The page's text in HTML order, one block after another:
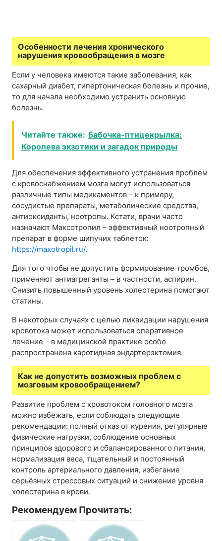
Особенности лечения хронического
нарушения кровообращения в мозге
Если у человека имеются такие заболевания, как
сахарный диабет, гипертоническая болезнь и прочие,
то для начала необходимо устранить основную
болезнь.
Читайте также: Бабочка-птицекрылка:
Королева экзотики и загадок природы
Для обеспечения эффективного устранения проблем
с кровоснабжением мозга могут использоваться
различные типы медикаментов – к примеру,
сосудистые препараты, метаболические средства,
антиоксиданты, ноотропы. Кстати, врачи часто
назначают Максотропил – эффективный ноотропный
препарат в форме шипучих таблеток:
https://maxotropil.ru/.
Для того чтобы не допустить формирование тромбов,
применяют антиагреганты – в частности, аспирин.
Снизить повышенный уровень холестерина помогают
статины.
В некоторых случаях с целью ликвидации нарушения
кровотока может использоваться оперативное
лечение – в медицинской практике особо
распространена каротидная эндартерэктомия.
Как не допустить возможных проблем с
мозговым кровообращением?
Развитие проблем с кровотоком головного мозга
можно избежать, если соблюдать следующие
рекомендации: полный отказ от курения, регулярные
физические нагрузки, соблюдение основных
принципов здорового и сбалансированного питания,
нормализация веса, тщательный и постоянный
контроль артериального давления, избегание
серьёзных стрессовых ситуаций и снижение уровня
холестерина в крови.
Рекомендуем Прочитать: